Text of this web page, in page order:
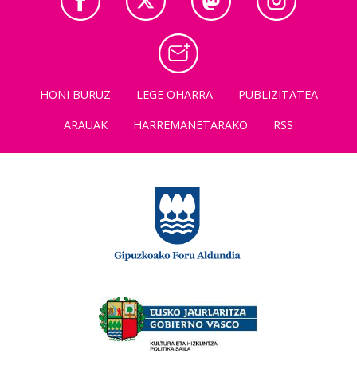
HONI BURUZ LEGE OHARRA
PUBLIZITATEA
ARAUAK
HARREMANETARAKO RSS